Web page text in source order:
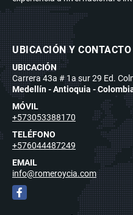
UBICACIÓN Y CONTACTO
UBICACIÓN
Carrera 43a # 1a sur 29 Ed.
Medellín - Antioquia -
MÓVIL
+573053388170
TELÉFONO
+576044487249
EMAIL
info@romeroycia.com
Facebook